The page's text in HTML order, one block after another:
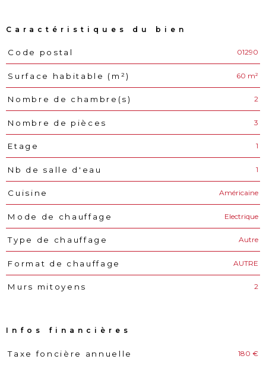
Caractéristiques du bien
Caractéristiques
Code postal 01290
Surface habitable (m²) 60 m²
Nombre de chambre(s) 2
Nombre de pièces 3
Etage 1
Nb de salle d'eau 1
Cuisine Américaine
Mode de chauffage Electrique
Type de chauffage Autre
Format de chauffage AUTRE
Murs mitoyens 2
Infos financières
Caractéristiques Valeurs
Taxe foncière annuelle 180 €